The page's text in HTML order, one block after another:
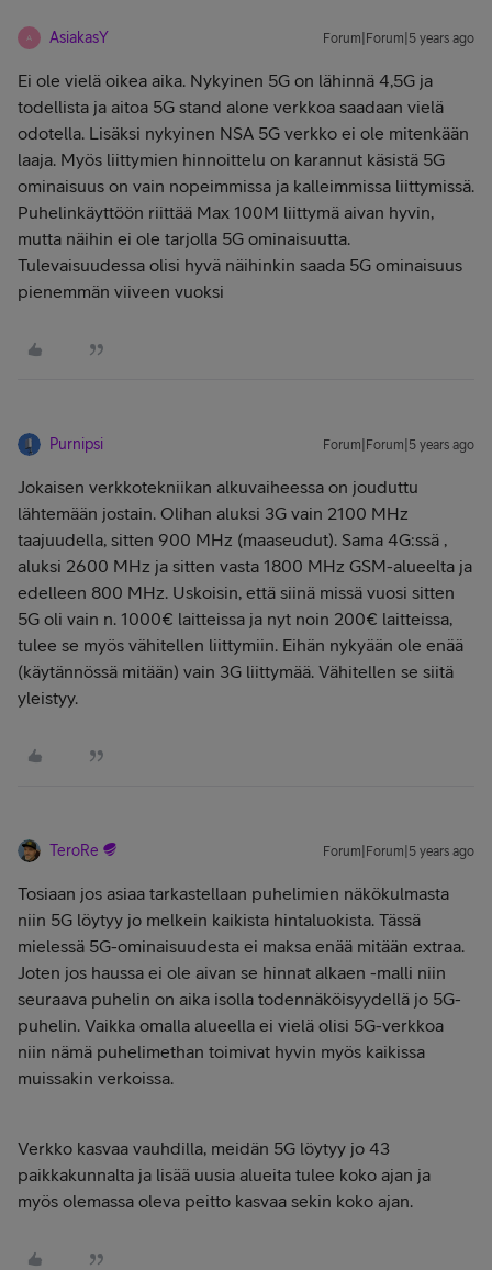
A AsiakasY Forum|Forum|5 years ago
Ei ole vielä oikea aika. Nykyinen 5G on lähinnä 4,5G ja
todellista ja aitoa 5G stand alone verkkoa saadaan vielä
odotella. Lisäksi nykyinen NSA 5G verkko ei ole mitenkään
laaja. Myös liittymien hinnoittelu on karannut käsistä 5G
ominaisuus on vain nopeimmissa ja kalleimmissa liittymissä.
Puhelinkäyttöön riittää Max 100M liittymä aivan hyvin,
mutta näihin ei ole tarjolla 5G ominaisuutta.
Tulevaisuudessa olisi hyvä näihinkin saada 5G ominaisuus
pienemmän viiveen vuoksi
Purnipsi Forum|Forum|5 years ago
Jokaisen verkkotekniikan alkuvaiheessa on jouduttu
lähtemään jostain. Olihan aluksi 3G vain 2100 MHz
taajuudella, sitten 900 MHz (maaseudut). Sama 4G:ssä ,
aluksi 2600 MHz ja sitten vasta 1800 MHz GSM-alueelta ja
edelleen 800 MHz. Uskoisin, että siinä missä vuosi sitten
5G oli vain n. 1000€ laitteissa ja nyt noin 200€ laitteissa,
tulee se myös vähitellen liittymiin. Eihän nykyään ole enää
(käytännössä mitään) vain 3G liittymää. Vähitellen se siitä
yleistyy.
TeroRe Forum|Forum|5 years ago
Tosiaan jos asiaa tarkastellaan puhelimien näkökulmasta
niin 5G löytyy jo melkein kaikista hintaluokista. Tässä
mielessä 5G-ominaisuudesta ei maksa enää mitään extraa.
Joten jos haussa ei ole aivan se hinnat alkaen -malli niin
seuraava puhelin on aika isolla todennäköisyydellä jo 5G-
puhelin. Vaikka omalla alueella ei vielä olisi 5G-verkkoa
niin nämä puhelimethan toimivat hyvin myös kaikissa
muissakin verkoissa.
Verkko kasvaa vauhdilla, meidän 5G löytyy jo 43
paikkakunnalta ja lisää uusia alueita tulee koko ajan ja
myös olemassa oleva peitto kasvaa sekin koko ajan.